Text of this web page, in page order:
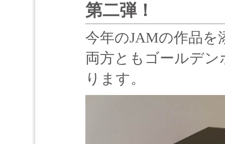
第二弾！
今年のJAMの作品を
両方ともゴールデ
ります。